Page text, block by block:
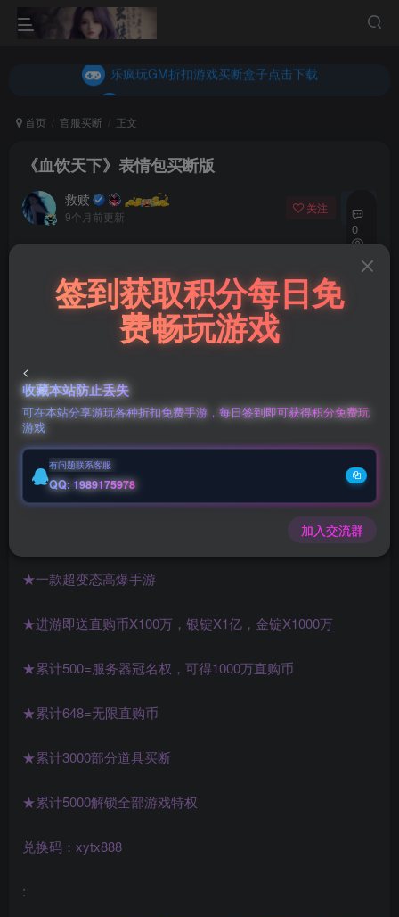
内玩折扣游戏买断盒子点击下载
内玩折扣游戏买断盒子点击下载
首页 官服买断 正文
《血饮天下》表情包买断版
救赎
9个月前更新
关注 私信
0
77
《血饮天下》表情包买断版
此内容为免费资源，请登录后查看
登录查看
后台激活码联系客服购买
《血饮天下》表情包买断版
★一款超变态高爆手游
★进游即送直购币X100万，银锭X1亿，金锭X1000万
★累计500=服务器冠名权，可得1000万直购币
★累计648=无限直购币
★累计3000部分道具买断
★累计5000解锁全部游戏特权
兑换码：xytx888
:
签到获取积分每日免
费畅玩游戏
<
收藏本站防止丢失
可在本站分享游玩各种折扣免费手游，每日签到即可获得积分免费玩
游戏
有问题联系客服
QQ: 1989175978
加入交流群